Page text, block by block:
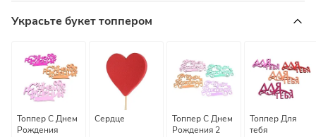
Украсьте букет топпером
Топпер С Днем
Рождения
Сердце
Топпер С Днем
Рождения 2
Топпер Для
тебя